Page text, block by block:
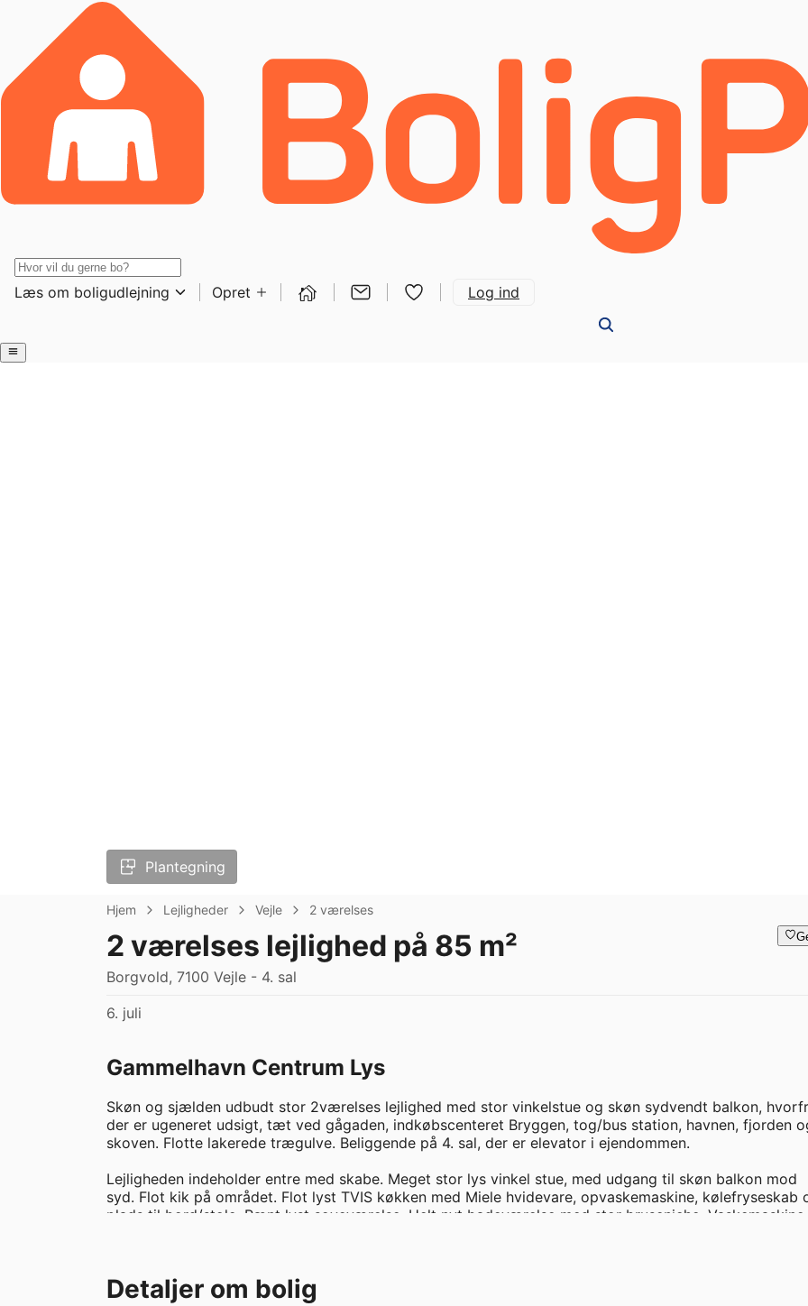
Læs om boligudlejning Opret Log ind
Plantegning
Hjem Lejligheder Vejle 2 værelses
2 værelses lejlighed på 85 m²
Borgvold, 7100 Vejle - 4. sal
6. juli
Gammelhavn Centrum Lys
Skøn og sjælden udbudt stor 2værelses lejlighed med stor vinkelstue og skøn sydvendt balkon,
der er ugeneret udsigt, tæt ved gågaden, indkøbscenteret Bryggen, tog/bus station, havnen, fjorden
skoven. Flotte lakerede trægulve. Beliggende på 4. sal, der er elevator i ejendommen.
Lejligheden indeholder entre med skabe. Meget stor lys vinkel stue, med udgang til skøn balkon mod
syd. Flot kik på området. Flot lyst TVIS køkken med Miele hvidevare, opvaskemaskine, kølefryseskab
plads til bord/stole. Pænt lyst soveværelse, Helt nyt badeværelse med stor bruseniche. Vaskemaskine.
cykelkælder og depotrum.
Detaljer om bolig